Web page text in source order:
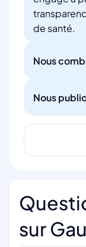
de santé.
Nous
Nous
sur